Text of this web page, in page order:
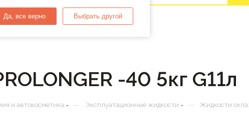
Да, все верно Выбрать другой
-40 5кг G11л
и автокосметика — Эксплуатационные жидкости — Жидкости